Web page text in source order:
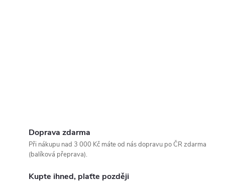
Doprava zdarma
Při nákupu nad 3 000 Kč máte od nás dopravu po ČR zdarma
(balíková přeprava).
Kupte ihned, plaťte později